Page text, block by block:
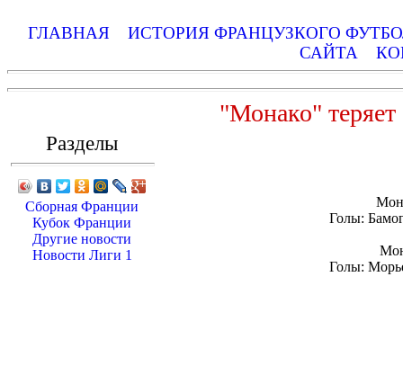
ГЛАВНАЯ
ИСТОРИЯ ФРАНЦУЗКОГО
САЙТА
"Монако"
Разделы
Сборная Франции
Кубок Франции
Другие новости
Новости Лиги 1
Голы:
Голы: